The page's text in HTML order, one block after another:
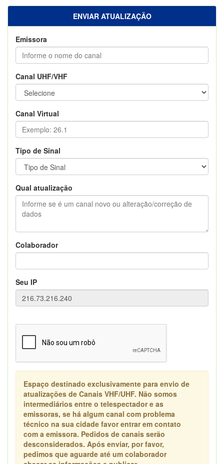
ENVIAR ATUALIZAÇÃO
Emissora
Canal UHF/VHF
Canal Virtual
Tipo de Sinal
Qual atualização
Colaborador
Seu IP
Espaço destinado exclusivamente para envio de
atualizações de Canais VHF/UHF. Não somos
intermediários entre o telespectador e as
emissoras, se há algum canal com problema
técnico na sua cidade favor entrar em contato
com a emissora. Pedidos de canais serão
desconsiderados. Após enviar, por favor,
pedimos que aguarde até um colaborador